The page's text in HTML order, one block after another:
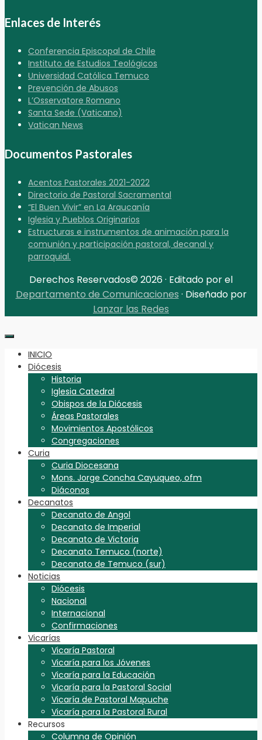
Enlaces de Interés
Conferencia Episcopal de Chile
Instituto de Estudios Teológicos
Universidad Católica Temuco
Prevención de Abusos
L’Osservatore Romano
Santa Sede (Vaticano)
Vatican News
Documentos Pastorales
Acentos Pastorales 2021-2022
Directorio de Pastoral Sacramental
“El Buen Vivir” en La Araucanía
Iglesia y Pueblos Originarios
Estructuras e instrumentos de animación para la
comunión y participación pastoral, decanal y
parroquial.
Derechos Reservados© 2026 · Editado por el
Departamento de Comunicaciones · Diseñado por
Lanzar las Redes
INICIO
Diócesis
Historia
Iglesia Catedral
Obispos de la Diócesis
Áreas Pastorales
Movimientos Apostólicos
Congregaciones
Curia
Curia Diocesana
Mons. Jorge Concha Cayuqueo, ofm
Diáconos
Decanatos
Decanato de Angol
Decanato de Imperial
Decanato de Victoria
Decanato Temuco (norte)
Decanato de Temuco (sur)
Noticias
Diócesis
Nacional
Internacional
Confirmaciones
Vicarías
Vicaría Pastoral
Vicaría para los Jóvenes
Vicaría para la Educación
Vicaría para la Pastoral Social
Vicaría de Pastoral Mapuche
Vicaría para la Pastoral Rural
Recursos
Columna de Opinión